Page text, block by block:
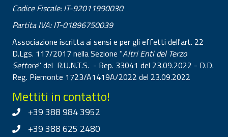
Codice Fiscale: IT-92011990030
Partita IVA: IT-01896750039
Associazione iscritta ai sensi e per gli effetti dell'art. 22
D.Lgs. 117/2017 nella Sezione "Altri Enti del Terzo
Settore" del R.U.N.T.S. - Rep. 33041 del 23.09.2022 - D.D.
Reg. Piemonte 1723/A1419A/2022 del 23.09.2022
Mettiti in contatto!
+39 388 984 3952
+39 388 625 2480